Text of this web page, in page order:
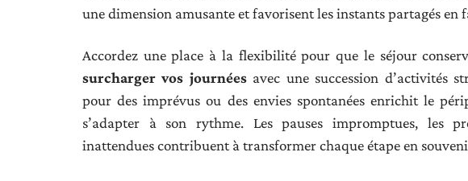
une dimension amusante et favorisent les instants partagés en
Accordez une place à la flexibilité pour que le séjour
surcharger vos journéesavec une succession d’activités
pour des imprévus ou des envies spontanées enrichit le
s’adapter à son rythme. Les pauses impromptues, les
inattendues contribuent à transformer chaque étape en